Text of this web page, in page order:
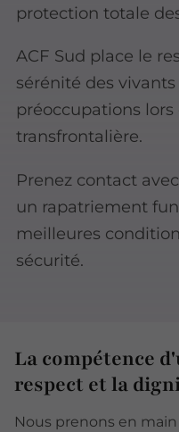
protection totale
ACF Sud place le
sérénité des
préoccupations
transfrontalière.
Prenez contact
un rapatriement
meilleures
sécurité.
La compétence
respect et la
Nous prenons en